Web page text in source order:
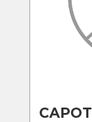
CAPOT